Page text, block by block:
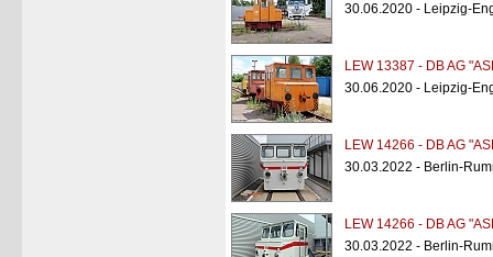
30.06.2020 - Leipzig-
LEW 13387 - DB AG
30.06.2020 - Leipzig-
LEW 14266 - DB AG
30.03.2022 - Berlin-
LEW 14266 - DB AG
30.03.2022 - Berlin-